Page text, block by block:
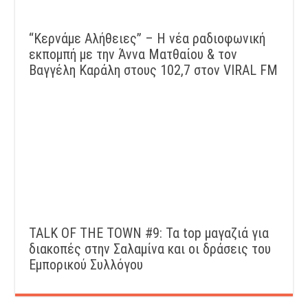
“Kερνάμε Αλήθειες” – Η νέα ραδιοφωνική
εκπομπή με την Άννα Ματθαίου & τον
Βαγγέλη Καράλη στους 102,7 στον VIRAL FM
TALK OF THE TOWN #9: Τα top μαγαζιά για
διακοπές στην Σαλαμίνα και οι δράσεις του
Εμπορικού Συλλόγου